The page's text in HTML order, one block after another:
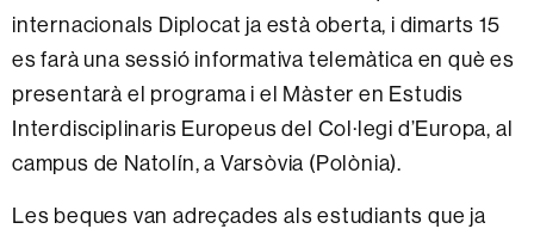
internacionals Diplocat ja està oberta, i dimarts 15
es farà una sessió informativa telemàtica en què es
presentarà el programa i el Màster en Estudis
Interdisciplinaris Europeus del Col·legi d’Europa, al
campus de Natolín, a Varsòvia (Polònia).
Les beques van adreçades als estudiants que ja